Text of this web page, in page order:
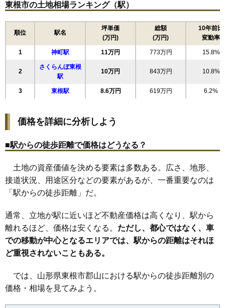
16 六田 9.8万円 798万円 6.3%
9.3万円 666万円 9.0%
8.6万円 596万円 3.5%
19 宮崎 8.6万円 722万円 4.9%
20 羽入 8.6万円 645万円 4.7%
24 若木 7.9万円
25 中央東 7.7万円
27 羽入東 7.5万円 620万円 3.3%
7.5万円 3.4%
30 板垣新田 6.5万円 556万円 4.5%
31 野田 6.3万円 695万円 7.5%
32 長瀞 5.2万円 326万円 -2.2%
中島新田
34 本丸西 4.8万円 775万円 -2.6%
35 松沢
36 泉郷 3.0万円 454万円 4.3%
東根市の土地相場ランキング（駅）
順位 駅名
坪単価
(万円)
総額
(万円)
10年前比
変動率
1 神町駅 11万円 773万円 15.8%
2
さくらんぼ東根
駅
10万円 843万円 10.8%
3 東根駅 8.6万円 619万円 6.2%
価格を詳細に分析しよう
■駅からの徒歩距離で価格はどうなる？
土地の資産価値を決める要素は多数ある。広さ、地形、
接道状況、用途区分などの要素があるが、一番重要なのは
「駅からの徒歩距離」だ。
通常、立地が駅に近いほど不動産価格は高くなり、駅から
離れるほど、価格は安くなる。 ただし、都心ではなく、車
での移動が中心となるエリアでは、駅からの距離はそれほ
ど重視されないこともある。
では、山形県東根市郡山における駅からの徒歩距離別の
価格・相場を見てみよう。